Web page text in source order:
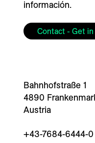
información.
Contact - Get
Bahnhofstraße 1
4890
Austria
+43-7684-6444-0